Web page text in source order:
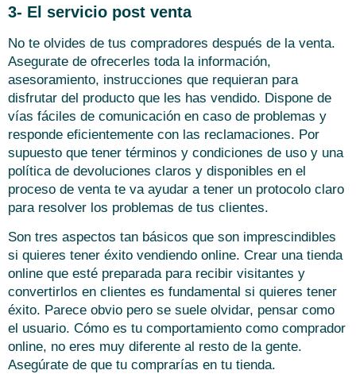
3- El servicio post venta
No te olvides de tus compradores después de la venta.
Asegurate de ofrecerles toda la información,
asesoramiento, instrucciones que requieran para
disfrutar del producto que les has vendido. Dispone de
vías fáciles de comunicación en caso de problemas y
responde eficientemente con las reclamaciones. Por
supuesto que tener términos y condiciones de uso y una
política de devoluciones claros y disponibles en el
proceso de venta te va ayudar a tener un protocolo claro
para resolver los problemas de tus clientes.
Son tres aspectos tan básicos que son imprescindibles
si quieres tener éxito vendiendo online. Crear una tienda
online que esté preparada para recibir visitantes y
convertirlos en clientes es fundamental si quieres tener
éxito. Parece obvio pero se suele olvidar, pensar como
el usuario. Cómo es tu comportamiento como comprador
online, no eres muy diferente al resto de la gente.
Asegúrate de que tu comprarías en tu tienda.